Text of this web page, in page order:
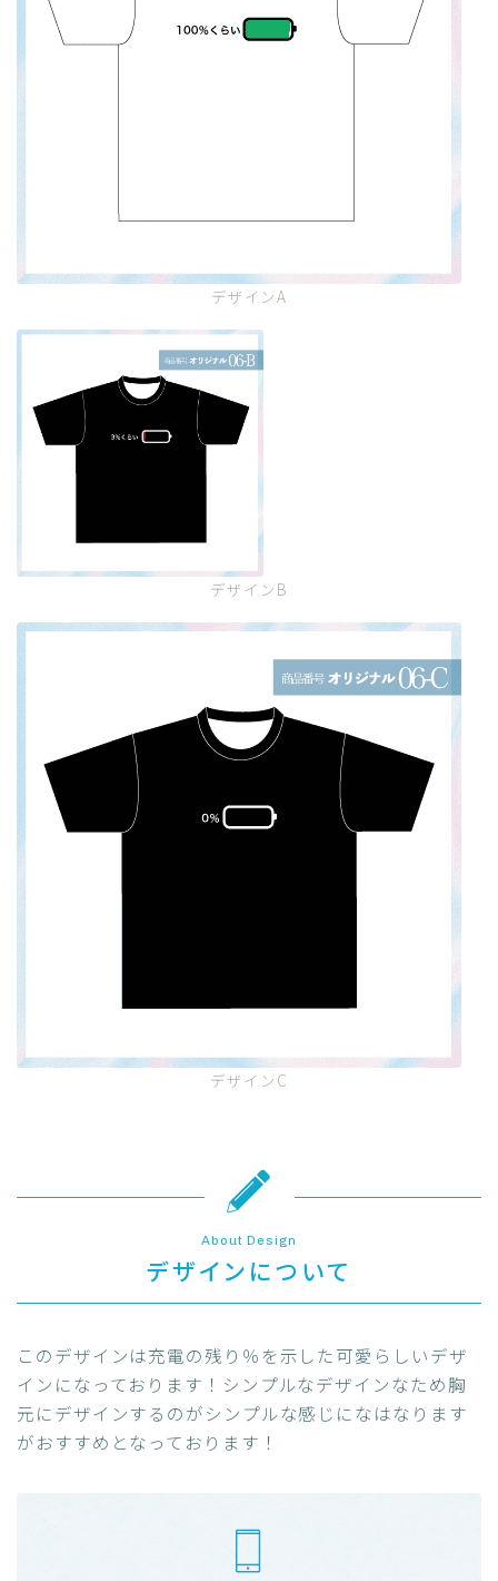
デザインA
デザインB
デザインC
About Design
デザインについて
このデザインは充電の残り％を示した可愛らしいデザ
インになっております！シンプルなデザインなため胸
元にデザインするのがシンプルな感じになはなります
がおすすめとなっております！